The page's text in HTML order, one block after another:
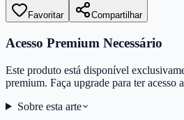
Favoritar Compartilhar
Acesso Premium Necessário
Este produto está disponível
premium. Faça upgrade para ter acesso
Sobre esta arte